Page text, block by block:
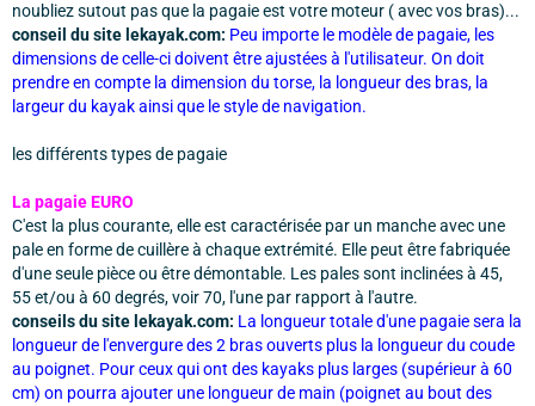
noubliez sutout pas que la pagaie est votre moteur ( avec vos bras)...
conseil du site lekayak.com: Peu importe le modèle de pagaie, les
dimensions de celle-ci doivent être ajustées à l'utilisateur. On doit
prendre en compte la dimension du torse, la longueur des bras, la
largeur du kayak ainsi que le style de navigation.
les différents types de pagaie
La pagaie EURO
C'est la plus courante, elle est caractérisée par un manche avec une
pale en forme de cuillère à chaque extrémité. Elle peut être fabriquée
d'une seule pièce ou être démontable. Les pales sont inclinées à 45,
55 et/ou à 60 degrés, voir 70, l'une par rapport à l'autre.
conseils du site lekayak.com: La longueur totale d'une pagaie sera la
longueur de l'envergure des 2 bras ouverts plus la longueur du coude
au poignet. Pour ceux qui ont des kayaks plus larges (supérieur à 60
cm) on pourra ajouter une longueur de main (poignet au bout des